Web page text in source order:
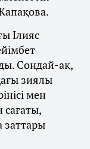
Ілияс
Сондай-ақ,
зиялы
мен
заттары